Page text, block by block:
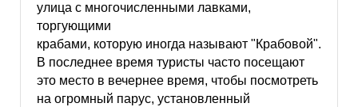
улица с многочисленными лавками,
торгующими
крабами, которую иногда называют "Крабовой".
В последнее время туристы часто посещают
это место в вечернее время, чтобы посмотреть
на огромный парус, установленный